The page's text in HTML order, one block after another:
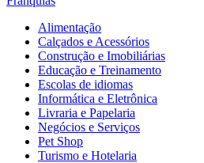
Alimentação
Calçados e Acessórios
Construção e Imobiliárias
Educação e Treinamento
Escolas de idiomas
Informática e Eletrônica
Livraria e Papelaria
Negócios e Serviços
Pet Shop
Turismo e Hotelaria